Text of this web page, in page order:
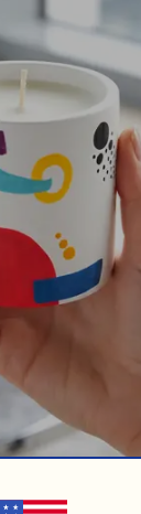
- MİRO